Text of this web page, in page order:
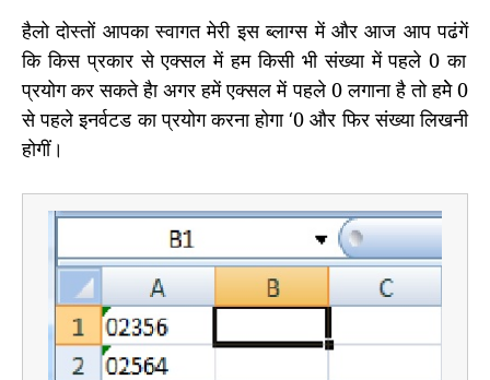
हैलो दोस्‍तों आपका स्‍वागत मेरी इस ब्‍लाग्‍स में और आज आप पढंगें
कि किस प्रकार से एक्‍सल में हम किसी भी संख्‍या में पहले 0 का
प्रयोग कर सकते हैा अगर हमें एक्‍सल में पहले 0 लगाना है तो हमेे 0
से पहले इनर्वटड का प्रयोग करना होगा‘0 और फिर संख्‍या लिखनी
होगीं।